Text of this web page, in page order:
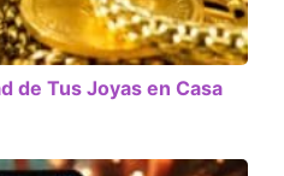
de Tus Joyas en Casa